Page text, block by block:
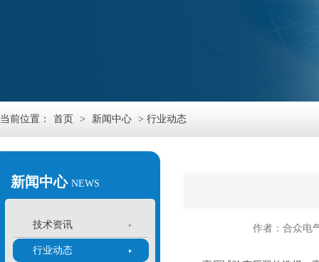
当前位置： 首页 > 新闻中心 > 行业动态
新闻中心 NEWS
技术资讯
行业动态
作者：合众电